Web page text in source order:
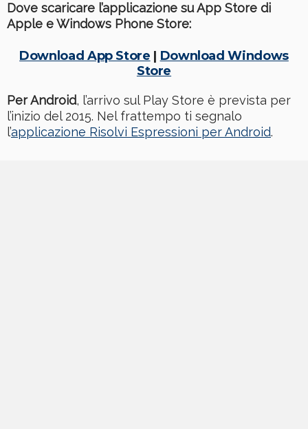
Dove scaricare l’applicazione su App Store di
Apple e Windows Phone Store:
Download App Store | Download Windows
Store
Per Android, l’arrivo sul Play Store è prevista per
l’inizio del 2015. Nel frattempo ti segnalo
l’applicazione Risolvi Espressioni per Android.